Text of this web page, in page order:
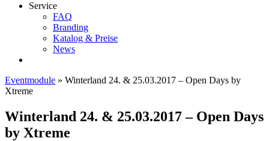
Service
FAQ
Branding
Katalog & Preise
News
Eventmodule » Winterland 24. & 25.03.2017 – Open Days by
Xtreme
Winterland 24. & 25.03.2017 – Open Days
by Xtreme